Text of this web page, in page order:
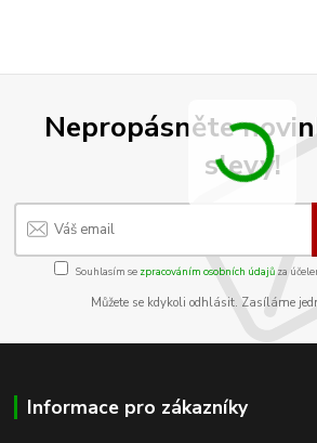
Nepropásněte
slevy!
Souhlasím se zpracováním osobních údajůza
Můžete se kdykoli odhlásit. Zasíláme
Informace pro zákazníky